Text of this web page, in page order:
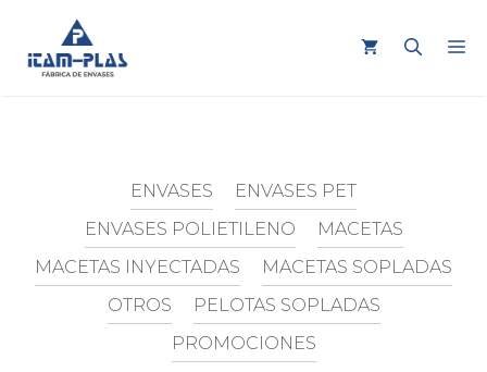
contenido
ENVASES
ENVASES PET
ENVASES POLIETILENO
MACETAS
MACETAS INYECTADAS
MACETAS SOPLADAS
OTROS
PELOTAS SOPLADAS
PROMOCIONES